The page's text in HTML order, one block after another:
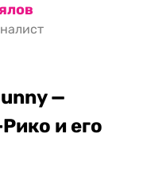
—
и его